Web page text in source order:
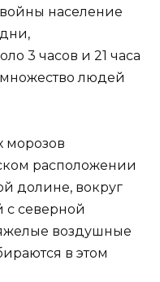
население
3 часов и 21 часа
людей
морозов
расположении
долине, вокруг
с северной
воздушные
в этом